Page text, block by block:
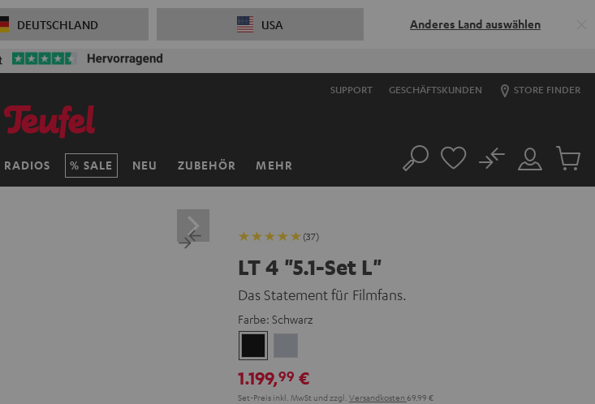
DEUTSCHLAND USA Anderes Land auswählen
VKF-72F 06D:10
SUPPORT GESCHÄFTSKUNDEN STORE FINDER
RADIOS SALE NEU ZUBEHÖR MEHR Suche
Mein
Konto
No
Artikel
(37)
LT 4 "5.1-Set L"
Das Statement für Filmfans.
Farbe: Schwarz
1.199,99 €
Set-Preis inkl. MwSt und zzgl. Versandkosten 69,99 €